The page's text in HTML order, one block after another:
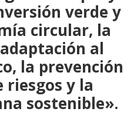
verde y
circular, la
al
la prevención
riesgos y la
sostenible».